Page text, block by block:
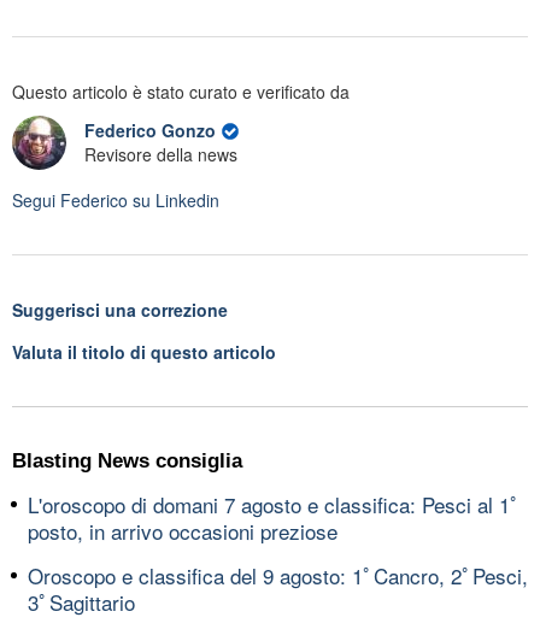
Questo articolo è stato curato e verificato da
Federico Gonzo
Revisore della news
Segui Federico su Linkedin
Suggerisci una correzione
Valuta il titolo di questo articolo
Blasting News consiglia
L'oroscopo di domani 7 agosto e classifica: Pesci al 1ﾟ
posto, in arrivo occasioni preziose
Oroscopo e classifica del 9 agosto: 1ﾟCancro, 2ﾟPesci,
3ﾟSagittario